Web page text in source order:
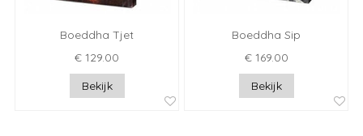
Boeddha Tjet
€ 129.00
Bekijk
Boeddha Sip
€ 169.00
Bekijk